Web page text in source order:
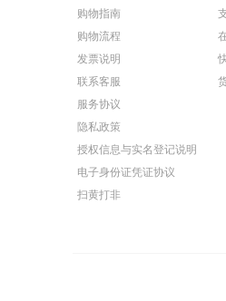
购物指南
购物流程
发票说明
联系客服
服务协议
隐私政策
授权信息与实名登记说明
电子身份证凭证协议
扫黄打非